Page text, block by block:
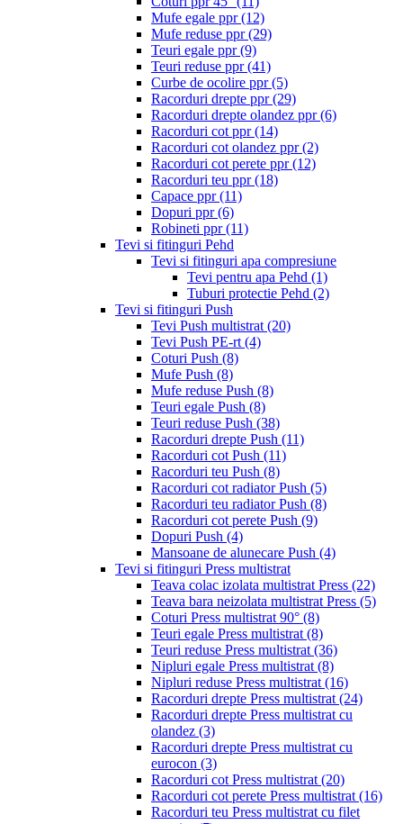
Mufe egale ppr(12)
Mufe reduse ppr(29)
Teuri egale ppr(9)
Teuri reduse ppr(41)
Curbe de ocolire ppr(5)
Racorduri drepte ppr(29)
Racorduri drepte olandez ppr(6)
Racorduri cot ppr(14)
Racorduri cot olandez ppr(2)
Racorduri cot perete ppr(12)
Racorduri teu ppr(18)
Capace ppr(11)
Dopuri ppr(6)
Robineti ppr(11)
Tevi si fitinguri Pehd
Tevi si fitinguri apa compresiune
Tevi pentru apa Pehd (1)
Tuburi protectie Pehd (2)
Tevi si fitinguri Push
Tevi Push multistrat (20)
Tevi Push PE-rt (4)
Coturi Push (8)
Mufe Push (8)
Mufe reduse Push (8)
Teuri egale Push (8)
Teuri reduse Push (38)
Racorduri drepte Push (11)
Racorduri cot Push (11)
Racorduri teu Push (8)
Racorduri cot radiator Push (5)
Racorduri teu radiator Push (8)
Racorduri cot perete Push (9)
Dopuri Push (4)
Mansoane de alunecare Push (4)
Tevi si fitinguri Press multistrat
Teava colac izolata multistrat Press (22)
Teava bara neizolata multistrat Press (5)
Coturi Press multistrat 90° (8)
Teuri egale Press multistrat (8)
Teuri reduse Press multistrat (36)
Nipluri egale Press multistrat (8)
Nipluri reduse Press multistrat (16)
Racorduri drepte Press multistrat (24)
Racorduri drepte Press multistrat cu
olandez (3)
Racorduri drepte Press multistrat cu
eurocon (3)
Racorduri cot Press multistrat (20)
Racorduri cot perete Press multistrat (16)
Racorduri teu Press multistrat cu filet